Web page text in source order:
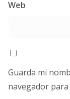
Web
Guarda mi
navegador